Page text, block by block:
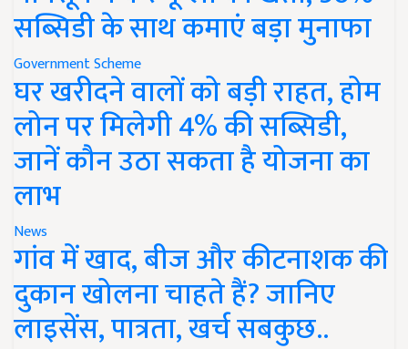
सब्सिडी के साथ कमाएं बड़ा मुनाफा
Government Scheme
घर खरीदने वालों को बड़ी राहत, होम
लोन पर मिलेगी 4% की सब्सिडी,
जानें कौन उठा सकता है योजना का
लाभ
News
गांव में खाद, बीज और कीटनाशक की
दुकान खोलना चाहते हैं? जानिए
लाइसेंस, पात्रता, खर्च सबकुछ..